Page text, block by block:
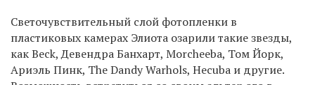
Светочувствительный слой фотопленки в
пластиковых камерах Элиота озарили такие звезды,
как Beck, Девендра Банхарт, Morcheeba, Том Йорк,
Ариэль Пинк, The Dandy Warhols, Hecuba и другие.